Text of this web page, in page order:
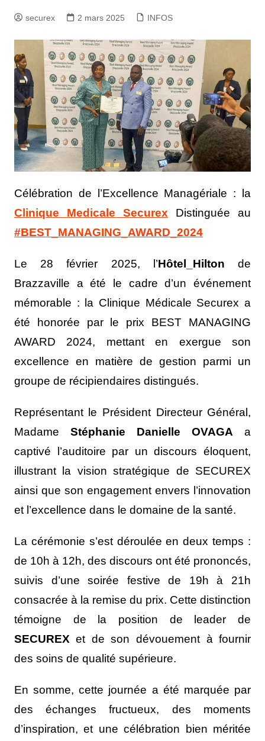
securex 2 mars 2025 INFOS
Célébration de l’Excellence Managériale : la
Clinique Medicale Securex Distinguée au
#BEST_MANAGING_AWARD_2024
Le 28 février 2025, l’Hôtel_Hilton de
Brazzaville a été le cadre d’un événement
mémorable : la Clinique Médicale Securex a
été honorée par le prix BEST MANAGING
AWARD 2024, mettant en exergue son
excellence en matière de gestion parmi un
groupe de récipiendaires distingués.
Représentant le Président Directeur Général,
Madame Stéphanie Danielle OVAGA a
captivé l’auditoire par un discours éloquent,
illustrant la vision stratégique de SECUREX
ainsi que son engagement envers l’innovation
et l’excellence dans le domaine de la santé.
La cérémonie s’est déroulée en deux temps :
de 10h à 12h, des discours ont été prononcés,
suivis d’une soirée festive de 19h à 21h
consacrée à la remise du prix. Cette distinction
témoigne de la position de leader de
SECUREX et de son dévouement à fournir
des soins de qualité supérieure.
En somme, cette journée a été marquée par
des échanges fructueux, des moments
d’inspiration, et une célébration bien méritée